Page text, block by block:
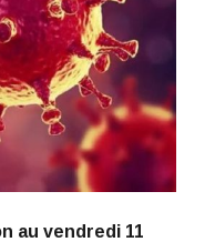
au vendredi 11